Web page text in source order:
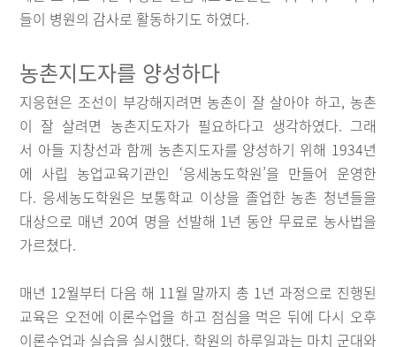
들이 병원의 감사로 활동하기도 하였다.
농촌지도자를 양성하다
지응현은 조선이 부강해지려면 농촌이 잘 살아야 하고, 농촌
이 잘 살려면 농촌지도자가 필요하다고 생각하였다. 그래
서 아들 지창선과 함께 농촌지도자를 양성하기 위해 1934년
에 사립 농업교육기관인 ‘응세농도학원’을 만들어 운영한
다. 응세농도학원은 보통학교 이상을 졸업한 농촌 청년들을
대상으로 매년 20여 명을 선발해 1년 동안 무료로 농사법을
가르쳤다.
매년 12월부터 다음 해 11월 말까지 총 1년 과정으로 진행된
교육은 오전에 이론수업을 하고 점심을 먹은 뒤에 다시 오후
이론수업과 실습을 실시했다. 학원의 하루일과는 마치 군대와